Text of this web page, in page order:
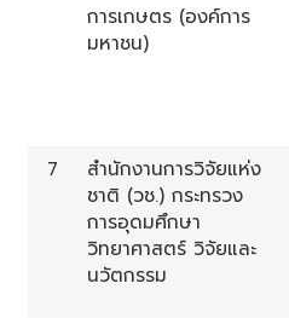
การเกษตร (องค์การ
มหาชน)
7
สำนักงานการวิจัยแห่ง
ชาติ (วช.) กระทรวง
การอุดมศึกษา
วิทยาศาสตร์ วิจัยและ
นวัตกรรม